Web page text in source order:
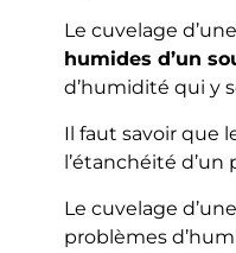
Le cuvelage
humides d’un
d’humidité qui y
Il faut savoir que
l’étanchéité
Le cuvelage
problèmes